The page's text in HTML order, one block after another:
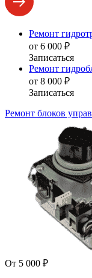
Ремонт
от 6 000 ₽
Записаться
Ремонт
от 8 000 ₽
Записаться
Ремонт блоков
От 5 000 ₽